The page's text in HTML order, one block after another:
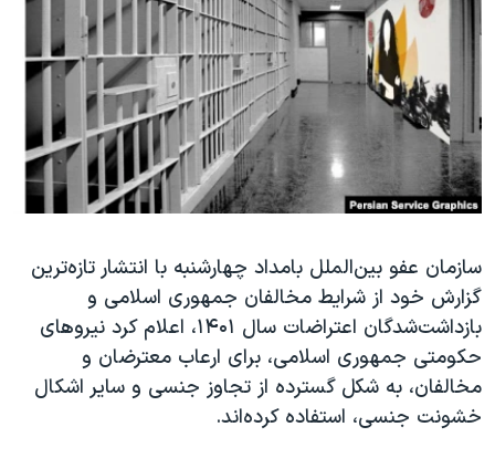
فرهنگ و زندگی
حقوق شهروندی
اقتصادی
علم و فناوری
اسرائیل در جنگ
آرشیو پخش زنده
مستندها
انتخابات ریاست جمهوری آمریکا ۲۰۲۴
حمله جمهوری اسلامی به اسرائیل
رمز مهسا
ورزش زنان در ایران
مجموعه مستندهای دادخواهی
تریبونال مردمی آبان ۹۸
دادگاه حمید نوری
چهل سال گروگان‌گیری
قانون شفافیت دارائی کادر رهبری ایران
زبانهای مختلف
سازمان عفو بین‌الملل بامداد چهارشنبه با انتشار تازه‌ترین
گزارش خود از شرایط مخالفان جمهوری اسلامی و
بازداشت‌شدگان اعتراضات سال ۱۴۰۱، اعلام کرد نیروهای
حکومتی جمهوری اسلامی، برای ارعاب معترضان و
مخالفان، به شکل گسترده از تجاوز جنسی و سایر اشکال
خشونت جنسی، استفاده کرده‌اند.